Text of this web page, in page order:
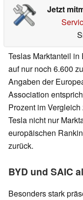
Jetzt
Teslas Marktanteil in
auf nur noch 6.600
Angaben der
Association
Prozent im
Tesla nicht nur
europäischen
zurück.
BYD und SAIC
Besonders stark